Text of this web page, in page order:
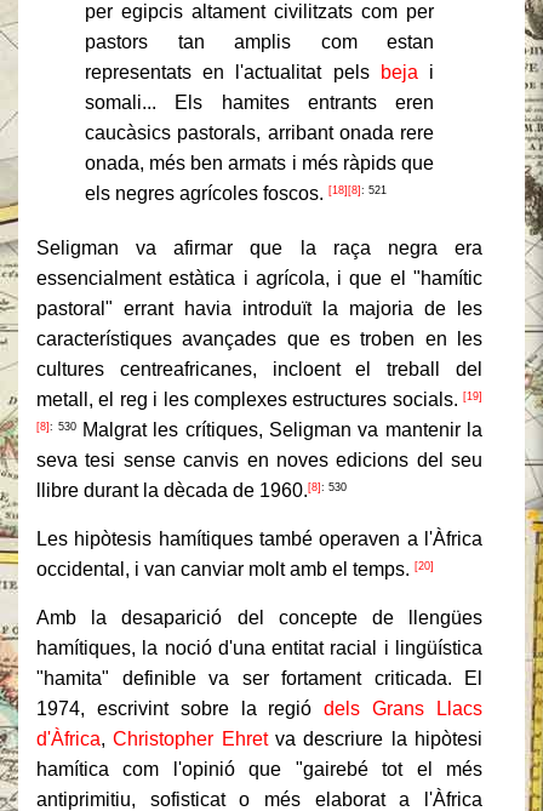
per egipcis altament civilitzats com per
pastors tan amplis com estan
representats en l'actualitat pels
beja i
somali... Els hamites entrants eren
caucàsics pastorals, arribant onada rere
onada, més ben armats i més ràpids que
els negres agrícoles foscos. [18] [8] : 521
Seligman va afirmar que la raça negra era
essencialment estàtica i agrícola, i que el "hamític
pastoral" errant havia introduït la majoria de les
característiques avançades que es troben en les
cultures centreafricanes, incloent el treball del
metall, el reg i les complexes estructures socials. [19]
[8] : 530
Malgrat les crítiques, Seligman va mantenir la
seva tesi sense canvis en noves edicions del seu
llibre durant la dècada de 1960. [8] : 530
Les hipòtesis hamítiques també operaven a l'Àfrica
occidental, i van canviar molt amb el temps. [20]
Amb la desaparició del concepte de llengües
hamítiques, la noció d'una entitat racial i lingüística
"hamita" definible va ser fortament criticada. El
1974, escrivint sobre la regiódels Grans Llacs
d'Àfrica,Christopher Ehretva descriure la hipòtesi
hamítica com l'opinió que "gairebé tot el més
antiprimitiu, sofisticat o més elaborat a l'Àfrica